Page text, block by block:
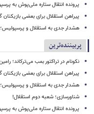
پرونده انتقال ستاره ملی‌پوش به
پیراهن استقلال برای بعضی
هشدار جدی به استقلال و
پربیننده‌ترین
نکونام در تراکتور بمب می‌ترکاند؛
پیراهن استقلال برای بعضی
هشدار جدی به استقلال و
شناورسازی؛ شعبه دوم استقلال!
پرونده انتقال ستاره ملی‌پوش به